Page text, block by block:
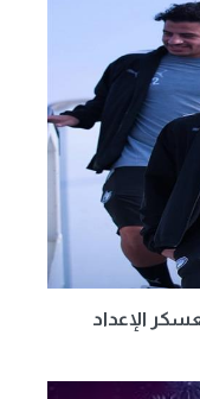
الإعداد